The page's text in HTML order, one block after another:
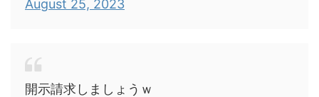
August 25, 2023
開示請求しましょうｗ